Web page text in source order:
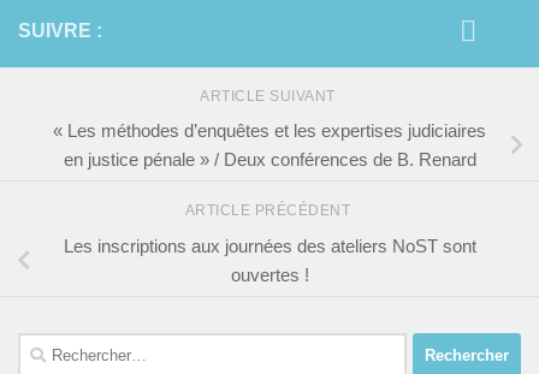
SUIVRE :
ARTICLE SUIVANT
« Les méthodes d’enquêtes et les expertises judiciaires
en justice pénale » / Deux conférences de B. Renard
ARTICLE PRÉCÉDENT
Les inscriptions aux journées des ateliers NoST sont
ouvertes !
Rechercher :